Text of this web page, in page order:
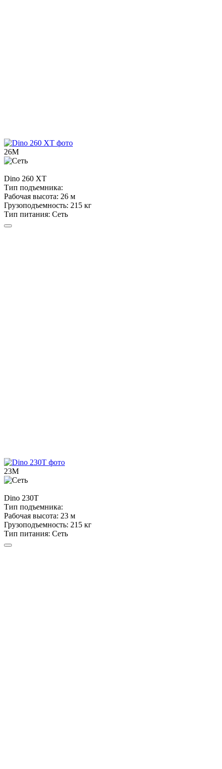
26М
Dino 260 XT
Тип подъемника:
Рабочая высота: 26 м
Грузоподъемность: 215 кг
Тип питания: Сеть
23М
Dino 230T
Тип подъемника:
Рабочая высота: 23 м
Грузоподъемность: 215 кг
Тип питания: Сеть